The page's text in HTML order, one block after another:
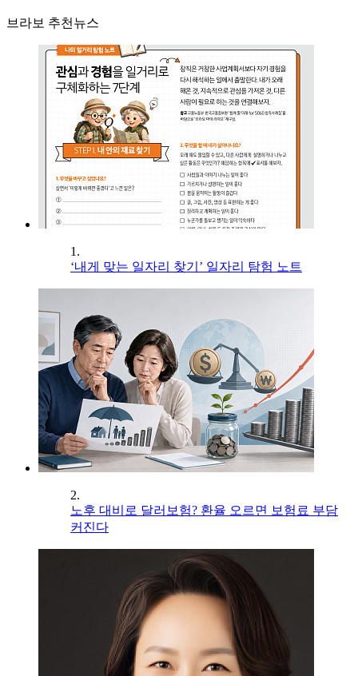
브라보 추천뉴스
1.
‘내게 맞는 일자리 찾기’ 일자리 탐험 노트
2.
노후 대비로 달러보험? 환율 오르면 보험료 부담
커진다